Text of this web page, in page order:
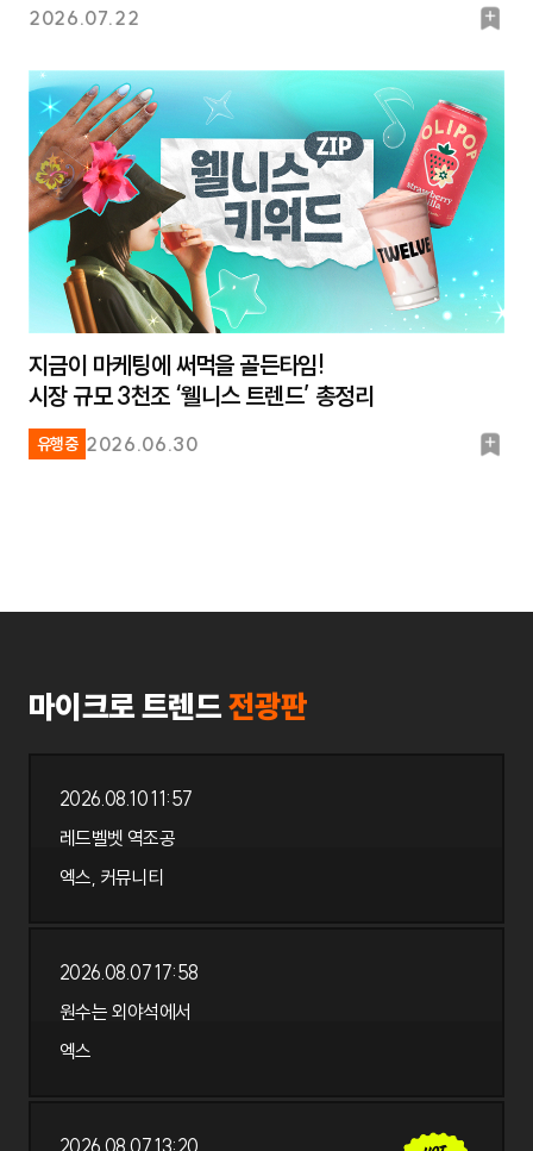
2026.07.22
북
크
유행중 2026.06.30
북
지금이 마케팅에 써먹을 골든타임!
시장 규모 3천조 ‘웰니스 트렌드’ 총정리
마이크로 트렌드전광판
2026.08.10 11:57
레드벨벳 역조공
엑스, 커뮤니티
2026.08.10 11:57
레드벨벳 역조공
엑스, 커뮤니티
2026.08.07 17:58
원수는 외야석에서
엑스
2026.08.07 17:58
원수는 외야석에서
엑스